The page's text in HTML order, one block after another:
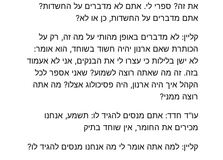
את זה? ספרי לי. אתם לא מדברים על החשדות?
אתם מדברים על החשדות, כן או לא?
קליין: לא מדברים באופן מהותי על מה זה, רק על
הכותרת שאם ארנון יהיה חשוד בשוחד, הוא אומר:
לא ישן בלילות כי עצרו לי את הבנקים, אני לא אעמוד
בזה. זה מה שאתה רוצה לשמוע? שאני אספר לכל
הקהל איך היה ארנון, היה פסיכולוג אצלו? מה אתה
רוצה ממני?
עו"ד חדד: אתם מנסים להגיד לו: תשמע, אנחנו
מכירים את החומר, אין שוחד בתיק
קליין: למה אתה אומר לי מה אנחנו מנסים להגיד לו?